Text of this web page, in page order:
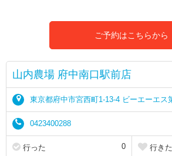
ご予約はこちらから
山内農場 府中南口駅前店
東京都府中市宮西町1-13-4 ビーエーエス
0423400288
行った 0 行き